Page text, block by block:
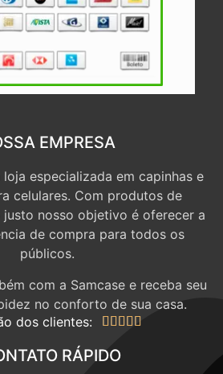
EMPRESA
loja especializada em capinhas e
celulares. Com produtos de
nosso objetivo é oferecer a
de compra para todos os
públicos.
com a Samcase e receba seu
no conforto de sua casa.
dos clientes:
    
RÁPIDO